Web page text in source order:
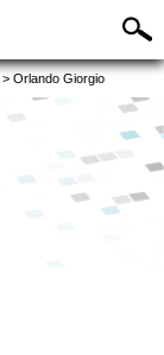
> Orlando Giorgio